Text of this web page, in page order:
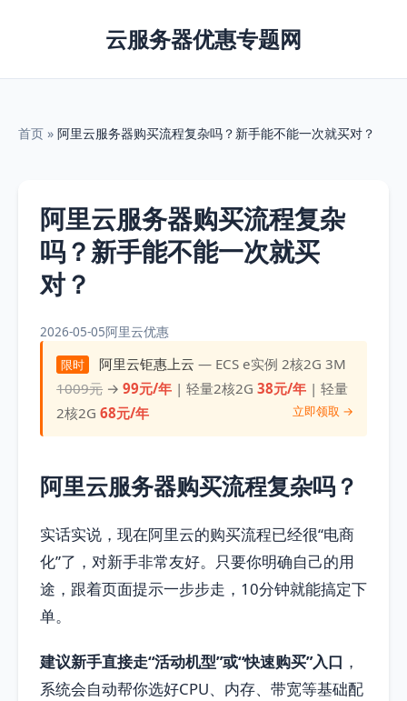
云服务器优惠专题网
首页 » 阿里云服务器购买流程复杂吗？新手能不能一次就买对？
阿里云服务器购买流程复杂
吗？新手能不能一次就买
对？
2026-05-05阿里云优惠
限时 阿里云钜惠上云 — ECS e实例 2核2G 3M
1009元 →99元/年 | 轻量2核2G38元/年 | 轻量
2核2G68元/年 立即领取 →
阿里云服务器购买流程复杂吗？
实话实说，现在阿里云的购买流程已经很“电商
化”了，对新手非常友好。只要你明确自己的用
途，跟着页面提示一步步走，10分钟就能搞定下
单。
建议新手直接走“活动机型”或“快速购买”入口 ，
系统会自动帮你选好CPU、内存、带宽等基础配